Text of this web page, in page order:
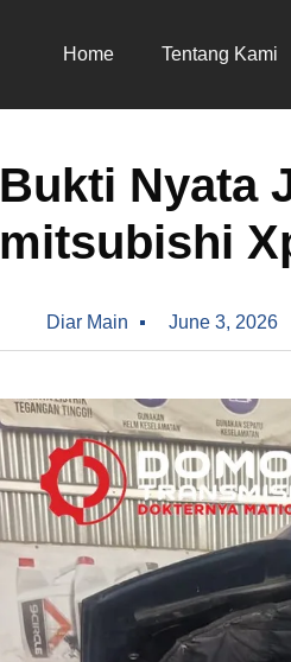
Home Tentang Kami
Bukti Nyata
mitsubishi
Diar Main June 3, 2026